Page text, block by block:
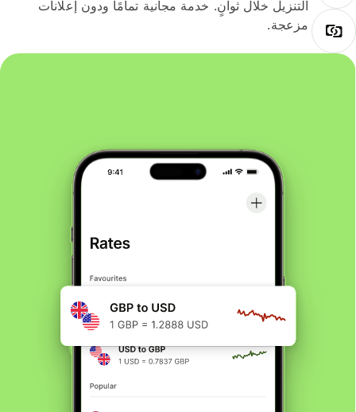
التنزيل خلال ثوانٍ. خدمة مجانية تمامًا ودون إعلانات
مزعجة.